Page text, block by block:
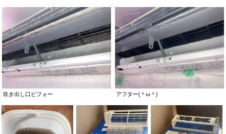
吹き出し口ビフォー アフター(＾ω＾)